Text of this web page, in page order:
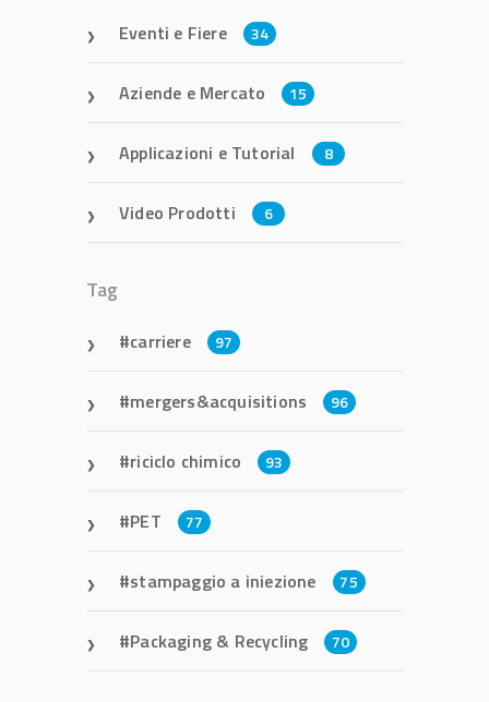
Eventi e Fiere 34
Aziende e Mercato 15
Applicazioni e Tutorial 8
Video Prodotti 6
Tag
carriere 97
mergers&acquisitions 96
riciclo chimico 93
PET 77
stampaggio a iniezione 75
Packaging & Recycling 70